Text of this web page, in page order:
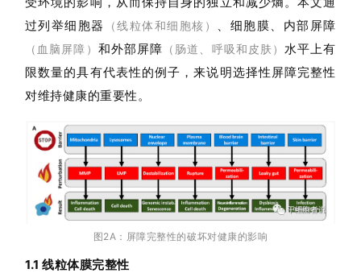
过列举细胞器
（线粒体和细胞核） 、细胞膜、内部屏障
（血脑屏障） 和外部屏障 （肠道、呼吸和皮肤） 水平上有
限数量的具有代表性的例子，来说明选择性屏障完整性
对维持健康的重要性。
图2A：屏障完整性的破坏对健康的影响
1.1 线粒体膜完整性